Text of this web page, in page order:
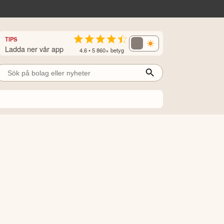
TIPS
Ladda ner vår app 4.6 • 5 860+ betyg